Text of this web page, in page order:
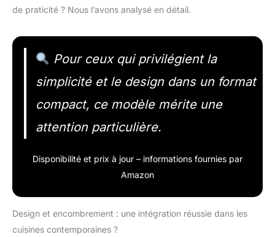
de praticité ? Nous l’avons analysé en détail.
Pour ceux qui privilégient la
simplicité et le design dans un format
compact, ce modèle mérite une
attention particulière.
Disponibilité et prix à jour – informations fournies par
Amazon
Design et encombrement : une intégration réussie dans les
cuisines contemporaines ?